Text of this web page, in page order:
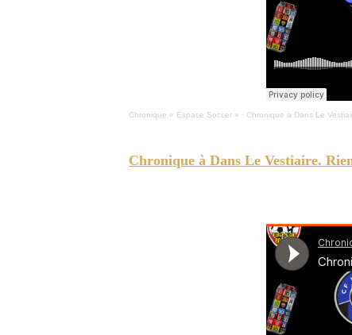
Chronique « Espace Soccer » · Chronique à Dans Le
Chronique à Dans Le Vestiaire.